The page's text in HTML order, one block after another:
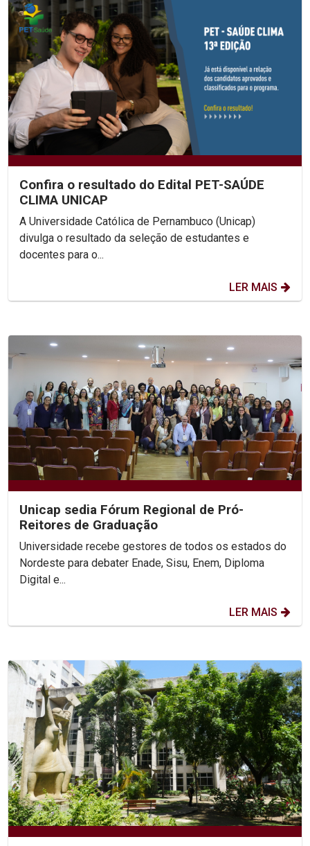
Confira o resultado do Edital PET-SAÚDE
CLIMA UNICAP
A Universidade Católica de Pernambuco (Unicap)
divulga o resultado da seleção de estudantes e
docentes para o...
LER MAIS
Unicap sedia Fórum Regional de Pró-
Reitores de Graduação
Universidade recebe gestores de todos os estados do
Nordeste para debater Enade, Sisu, Enem, Diploma
Digital e...
LER MAIS